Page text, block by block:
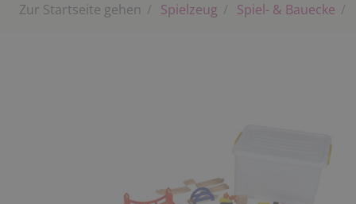
Zur Startseite gehen Spielzeug Spiel- & Bauecke